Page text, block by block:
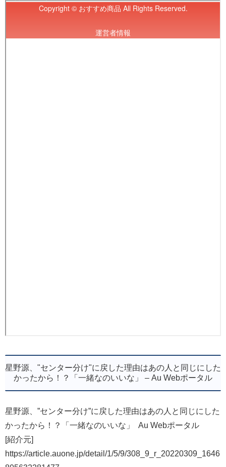
星野源、"センター分け"に戻した理由はあの人と同じにした
かったから！？「一緒なのいいな」 – Au Webポータル
星野源、”センター分け”に戻した理由はあの人と同じにした
かったから！？「一緒なのいいな」 Au Webポータル
[紹介元]
https://article.auone.jp/detail/1/5/9/308_9_r_20220309_1646